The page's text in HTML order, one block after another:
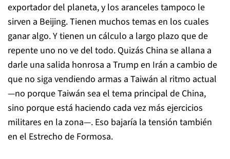
exportador del planeta, y los aranceles tampoco le
sirven a Beijing. Tienen muchos temas en los cuales
ganar algo. Y tienen un cálculo a largo plazo que de
repente uno no ve del todo. Quizás China se allana a
darle una salida honrosa a Trump en Irán a cambio de
que no siga vendiendo armas a Taiwán al ritmo actual
—no porque Taiwán sea el tema principal de China,
sino porque está haciendo cada vez más ejercicios
militares en la zona—. Eso bajaría la tensión también
en el Estrecho de Formosa.